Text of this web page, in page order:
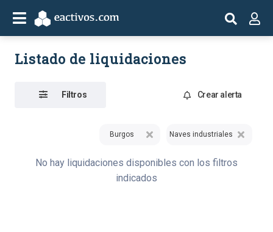
Listado de liquidaciones
Filtros Crear alerta
Burgos Naves industriales
No hay liquidaciones disponibles con los filtros
indicados